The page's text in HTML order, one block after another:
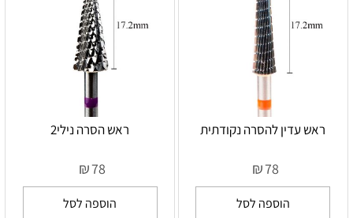
ראש עדין להסרה נקודתית
₪78
הוספה לסל
ראש הסרה נילי2
₪78
הוספה לסל